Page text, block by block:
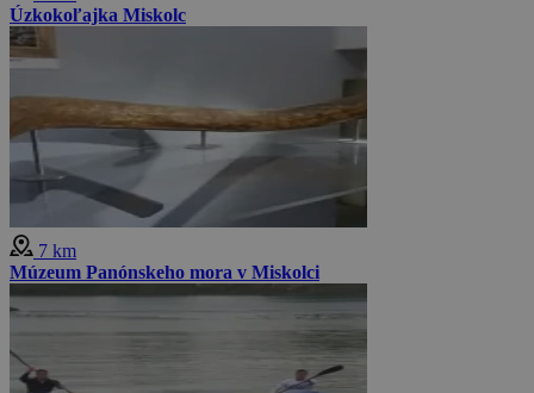
Úzkokoľajka Miskolc
7 km
Múzeum Panónskeho mora v Miskolci